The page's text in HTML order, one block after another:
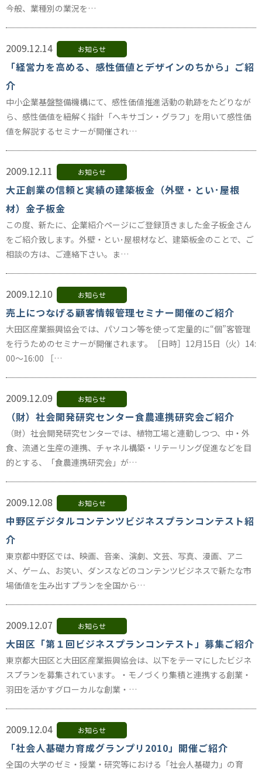
今般、業種別の業況を…
2009.12.14 お知らせ
「経営力を高める、感性価値とデザインのちから」ご紹
介
中小企業基盤整備機構にて、感性価値推進活動の軌跡をたどりなが
ら、感性価値を紐解く指針「ヘキサゴン・グラフ」を用いて感性価
値を解説するセミナーが開催され…
2009.12.11 お知らせ
大正創業の信頼と実績の建築板金（外壁・とい･屋根
材）金子板金
この度、新たに、企業紹介ページにご登録頂きました金子板金さん
をご紹介致します。外壁・とい･屋根材など、建築板金のことで、ご
相談の方は、ご連絡下さい。ま…
2009.12.10 お知らせ
売上につなげる顧客情報管理セミナー開催のご紹介
大田区産業振興協会では、パソコン等を使って定量的に“個”客管理
を行うためのセミナーが開催されます。［日時］12月15日（火）14:
00～16:00 ［…
2009.12.09 お知らせ
（財）社会開発研究センター食農連携研究会ご紹介
（財）社会開発研究センターでは、植物工場と連動しつつ、中・外
食、流通と生産の連携、チャネル構築・リテーリング促進などを目
的とする、「食農連携研究会」が…
2009.12.08 お知らせ
中野区デジタルコンテンツビジネスプランコンテスト紹
介
東京都中野区では、映画、音楽、演劇、文芸、写真、漫画、アニ
メ、ゲーム、お笑い、ダンスなどのコンテンツビジネスで新たな市
場価値を生み出すプランを全国から…
2009.12.07 お知らせ
大田区「第１回ビジネスプランコンテスト」募集ご紹介
東京都大田区と大田区産業振興協会は、以下をテーマにしたビジネ
スプランを募集されています。・モノづくり集積と連携する創業・
羽田を活かすグローカルな創業・…
2009.12.04 お知らせ
「社会人基礎力育成グランプリ2010」開催ご紹介
全国の大学のゼミ・授業・研究等における「社会人基礎力」の育